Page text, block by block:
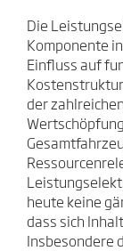
Die
Komponente
Einfluss auf
der
heute keine
dass sich
Insbesondere